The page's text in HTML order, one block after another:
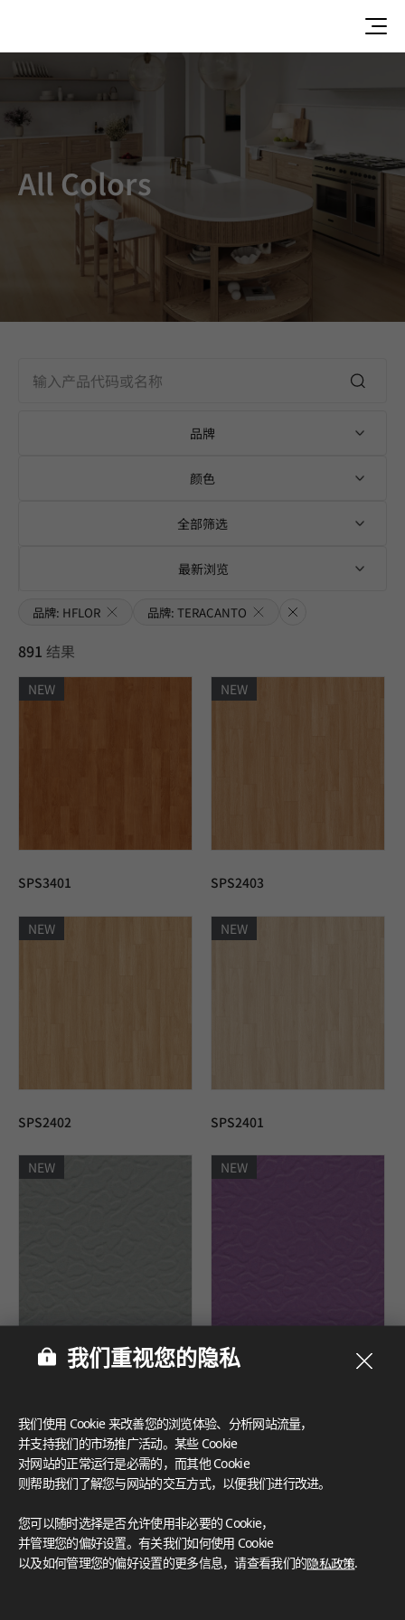
所有颜色 HFLOR,TERACANTO
All Colors
品牌
颜色
全部筛选
最新浏览
品牌: HFLOR 品牌: TERACANTO 清除
891 结果
NEW
SPS3401
NEW
SPS2403
NEW
SPS2402
NEW
SPS2401
NEW
SPS1409
NEW
SPS1408
我们重视您的隐私
我们使用 Cookie 来改善您的浏览体验、分析网站流量，
并支持我们的市场推广活动。某些 Cookie
对网站的正常运行是必需的，而其他 Cookie
则帮助我们了解您与网站的交互方式，以便我们进行改进。
您可以随时选择是否允许使用非必要的 Cookie，
并管理您的偏好设置。有关我们如何使用 Cookie
以及如何管理您的偏好设置的更多信息，请查看我们的隐私政策.